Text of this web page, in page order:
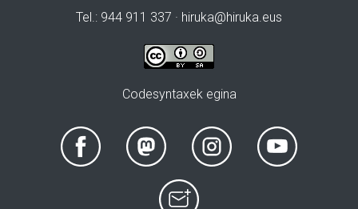
Tel.: 944 911 337 · hiruka@hiruka.eus
Codesyntaxek egina